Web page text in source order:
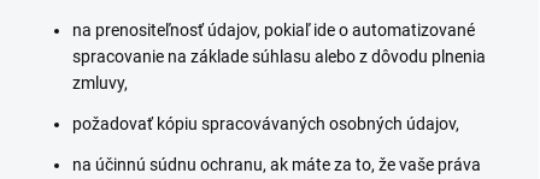
na prenositeľnosť údajov, pokiaľ ide o automatizované
spracovanie na základe súhlasu alebo z dôvodu plnenia
zmluvy,
požadovať kópiu spracovávaných osobných údajov,
na účinnú súdnu ochranu, ak máte za to, že vaše práva